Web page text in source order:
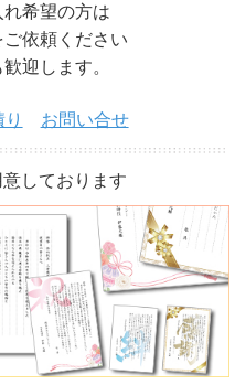
希望の方は
依頼ください
迎します。
お問い合せ
しております